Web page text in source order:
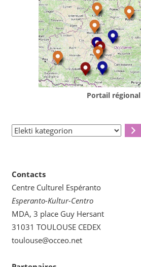
Portail régional
Elekti
Contacts
Centre Culturel Espéranto
Esperanto-Kultur-Centro
MDA, 3 place Guy Hersant
31031 TOULOUSE CEDEX
toulouse@occeo.net